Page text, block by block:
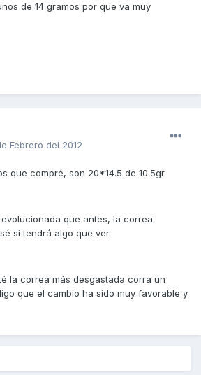
de 14 gramos por que va muy
Febrero del 2012
que compré, son 20*14.5 de 10.5gr
que antes, la correa
si tendrá algo que ver.
la correa más desgastada corra un
que el cambio ha sido muy favorable y